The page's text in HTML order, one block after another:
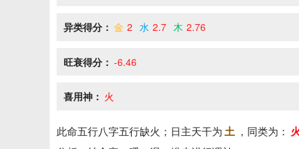
异类得分： 金 2 水 2.7 木 2.76
旺衰得分： -6.46
喜用神： 火
此命五行八字五行缺火；日主天干为土 ，同类为：